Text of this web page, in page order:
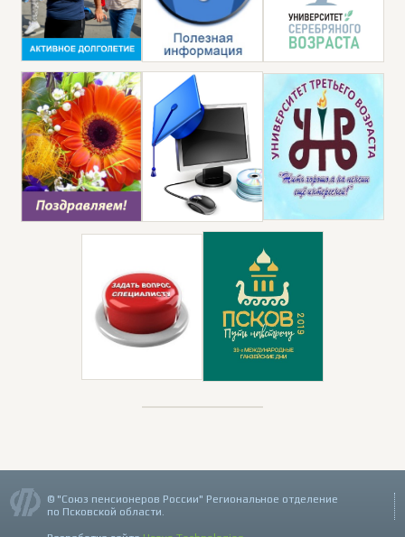
© "Союз пенсионеров России" Региональное отделение
по Псковской области.